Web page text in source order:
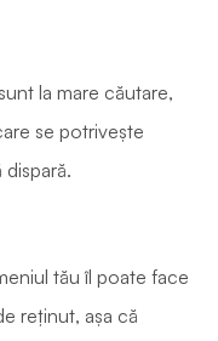
la mare căutare,
se potrivește
tău îl poate face
reținut, așa că